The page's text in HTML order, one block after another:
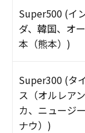
Super500 (イ
ダ、韓国、オ
本（熊本）)
Super300 (タ
ス（オルレア
カ、ニュージ
ナウ）)